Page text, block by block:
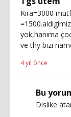
Kira=3000
yok,hanıma
ve thy bizi
4 yıl önce
Bu
Dislike